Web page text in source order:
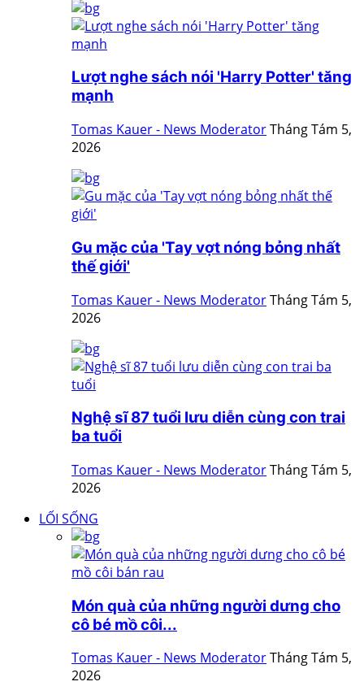
Lượt nghe sách nói 'Harry Potter' tăng
mạnh
Tomas Kauer - News ModeratorTháng Tám 5,
2026
Gu mặc của 'Tay vợt nóng bỏng nhất
thế giới'
Tomas Kauer - News ModeratorTháng Tám 5,
2026
Nghệ sĩ 87 tuổi lưu diễn cùng con trai
ba tuổi
Tomas Kauer - News ModeratorTháng Tám 5,
2026
LỐI SỐNG
Món quà của những người dưng cho
cô bé mồ côi...
Tomas Kauer - News ModeratorTháng Tám 5,
2026